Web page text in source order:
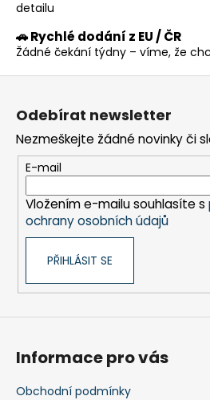
p
r
v
k
ý
p
u
detailu
🚗 Rychlé dodání z EU / ČR
Žádné čekání týdny – víme, že
Odebírat newsletter
Nezmeškejte žádné novinky či
E-mail
Vložením e-mailu souhlasíte s
ochrany osobních údajů
PŘIHLÁSIT SE
Informace pro vás
Obchodní podmínky